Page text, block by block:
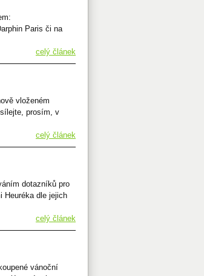
Paris či na
celý článek
vloženém
prosím, v
celý článek
dotazníků pro
Heuréka dle jejich
celý článek
vánoční